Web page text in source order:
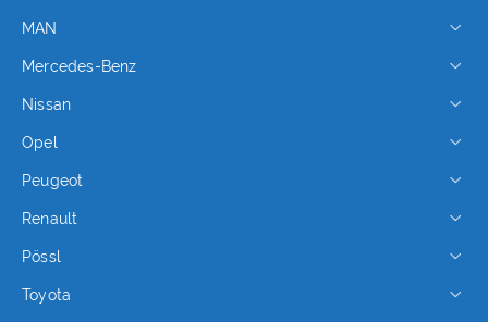
MAN
Mercedes-Benz
Nissan
Opel
Peugeot
Renault
Pössl
Toyota